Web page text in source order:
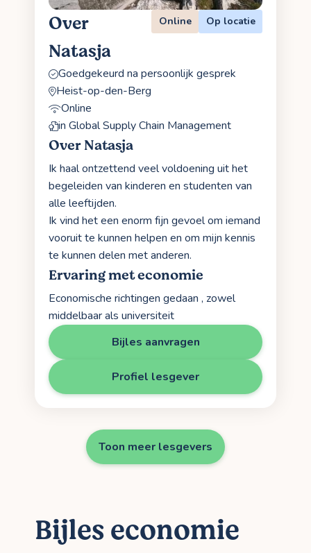
Over
Natasja
Online Op locatie
Goedgekeurd na persoonlijk gesprek
Heist-op-den-Berg
Online
in Global Supply Chain Management
Over Natasja
Ik haal ontzettend veel voldoening uit het
begeleiden van kinderen en studenten van
alle leeftijden.
Ik vind het een enorm fijn gevoel om iemand
vooruit te kunnen helpen en om mijn kennis
te kunnen delen met anderen.
Ervaring met economie
Economische richtingen gedaan , zowel
middelbaar als universiteit
Bijles aanvragen
Profiel lesgever
Toon meer lesgevers
Bijles economie